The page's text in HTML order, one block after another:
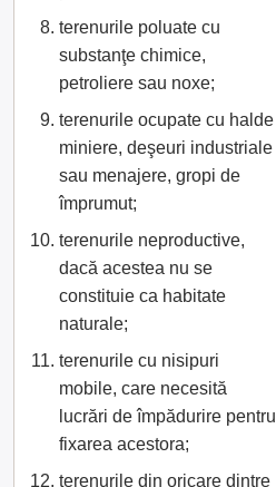
terenurile poluate cu
substanţe chimice,
petroliere sau noxe;
terenurile ocupate cu halde
miniere, deşeuri industriale
sau menajere, gropi de
împrumut;
terenurile neproductive,
dacă acestea nu se
constituie ca habitate
naturale;
terenurile cu nisipuri
mobile, care necesită
lucrări de împădurire pentru
fixarea acestora;
terenurile din oricare dintre